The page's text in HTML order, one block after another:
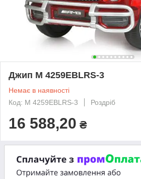
Джип M 4259EBLRS-3
Немає в наявності
Код: M 4259EBLRS-3
Роздріб
16 588,20 ₴